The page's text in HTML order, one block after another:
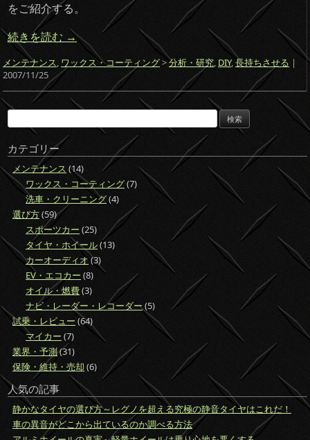
をご紹介する。
続きを読む →
メンテナンス, ワックス・コーティング>分析・研究, DIY,長持ちさせる |
2007/11/25
検
索:
カテゴリー
メンテナンス (14)
ワックス・コーティング(7)
洗車・クリーニング(4)
選び方(59)
スポーツカー (25)
タイヤ・ホイール(13)
カーオーディオ(3)
EV・エコカー (8)
オイル・燃費(3)
ナビ・レーダー・レコーダー(5)
試乗・レビュー (64)
マイカー (7)
業界・予測(31)
保険・維持・売却 (6)
人気の記事
静かなタイヤの選び方～レグノを超える究極の静音タイヤはこれだ！
車の異音がどこから出ているのか調べる方法